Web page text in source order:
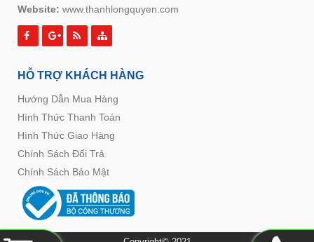
Website: www.thanhlongquyen.com
HỖ TRỢ KHÁCH HÀNG
Hướng Dẫn Mua Hàng
Hình Thức Thanh Toán
Hình Thức Giao Hàng
Chính Sách Đổi Trả
Chính Sách Bảo Mật